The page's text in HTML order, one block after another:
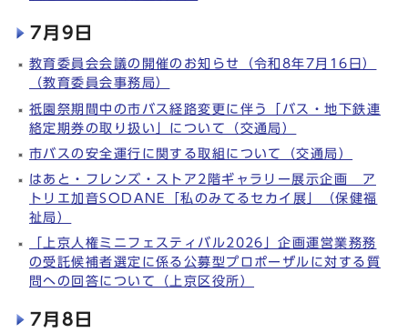
7月9日
教育委員会会議の開催のお知らせ（令和8年7月16日）
（教育委員会事務局）
祇園祭期間中の市バス経路変更に伴う「バス・地下鉄連
絡定期券の取り扱い」について（交通局）
市バスの安全運行に関する取組について（交通局）
はあと・フレンズ・ストア2階ギャラリー展示企画 ア
トリエ加音SODANE「私のみてるセカイ展」（保健福
祉局）
「上京人権ミニフェスティバル2026」企画運営業務務
の受託候補者選定に係る公募型プロポーザルに対する質
問への回答について（上京区役所）
7月8日